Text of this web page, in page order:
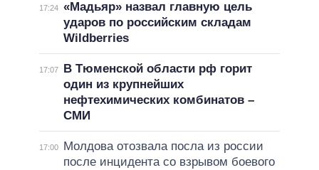
17:24 «Мадьяр» назвал главную цель
ударов по российским складам
Wildberries
17:07
В Тюменской области рф горит
один из крупнейших
нефтехимических комбинатов –
СМИ
17:00
Молдова отозвала посла из россии
после инцидента со взрывом боевого